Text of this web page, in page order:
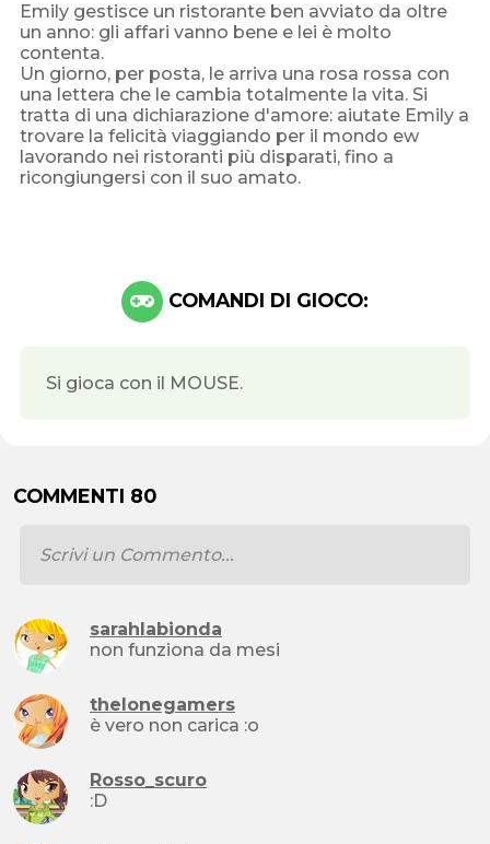
Emily gestisce un ristorante ben avviato da oltre
un anno: gli affari vanno bene e lei è molto
contenta.
Un giorno, per posta, le arriva una rosa rossa con
una lettera che le cambia totalmente la vita. Si
tratta di una dichiarazione d'amore: aiutate Emily a
trovare la felicità viaggiando per il mondo ew
lavorando nei ristoranti più disparati, fino a
ricongiungersi con il suo amato.
COMANDI DI GIOCO:
Si gioca con il MOUSE.
COMMENTI 80
sarahlabionda
non funziona da mesi
thelonegamers
è vero non carica :o
Rosso_scuro
:D